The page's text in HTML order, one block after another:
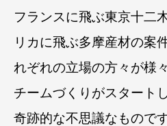
フランスに飛ぶ東京十二
リカに飛ぶ多摩産材の案
れぞれの立場の方々が様
チームづくりがスタート
奇跡的な不思議なものです